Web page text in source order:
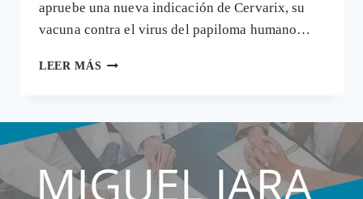
apruebe una nueva indicación de Cervarix, su
vacuna contra el virus del papiloma humano…
LEER MÁS HOMBRES
ANO
NUEVOS
MERCADOS
PARA